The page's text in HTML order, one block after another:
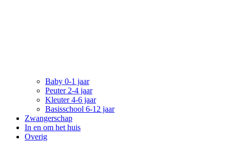
Baby 0-1 jaar
Peuter 2-4 jaar
Kleuter 4-6 jaar
Basisschool 6-12 jaar
Zwangerschap
In en om het huis
Overig